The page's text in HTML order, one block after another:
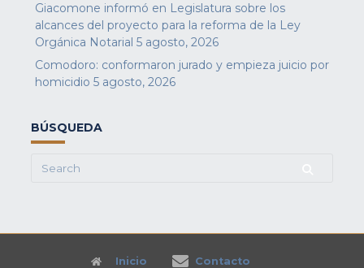
Giacomone informó en Legislatura sobre los
alcances del proyecto para la reforma de la Ley
Orgánica Notarial 5 agosto, 2026
Comodoro: conformaron jurado y empieza juicio por
homicidio 5 agosto, 2026
BÚSQUEDA
Search
Inicio Contacto